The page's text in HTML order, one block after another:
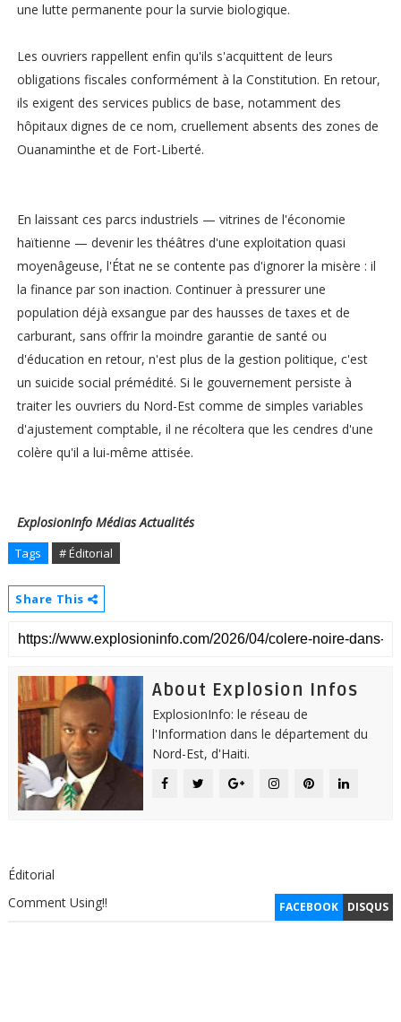
une lutte permanente pour la survie biologique.
Les ouvriers rappellent enfin qu'ils s'acquittent de leurs
obligations fiscales conformément à la Constitution. En retour,
ils exigent des services publics de base, notamment des
hôpitaux dignes de ce nom, cruellement absents des zones de
Ouanaminthe et de Fort-Liberté.
En laissant ces parcs industriels — vitrines de l'économie
haïtienne — devenir les théâtres d'une exploitation quasi
moyenâgeuse, l'État ne se contente pas d'ignorer la misère : il
la finance par son inaction. Continuer à pressurer une
population déjà exsangue par des hausses de taxes et de
carburant, sans offrir la moindre garantie de santé ou
d'éducation en retour, n'est plus de la gestion politique, c'est
un suicide social prémédité. Si le gouvernement persiste à
traiter les ouvriers du Nord-Est comme de simples variables
d'ajustement comptable, il ne récoltera que les cendres d'une
colère qu'il a lui-même attisée.
ExplosionInfo Médias Actualités
Tags # Éditorial
Share This
About Explosion Infos
ExplosionInfo: le réseau de
l'Information dans le département du
Nord-Est, d'Haiti.
Éditorial
FACEBOOK DISQUS
Comment Using!!